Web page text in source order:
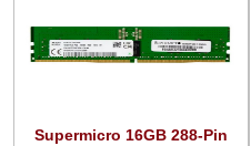
Supermicro 16GB 288-Pin